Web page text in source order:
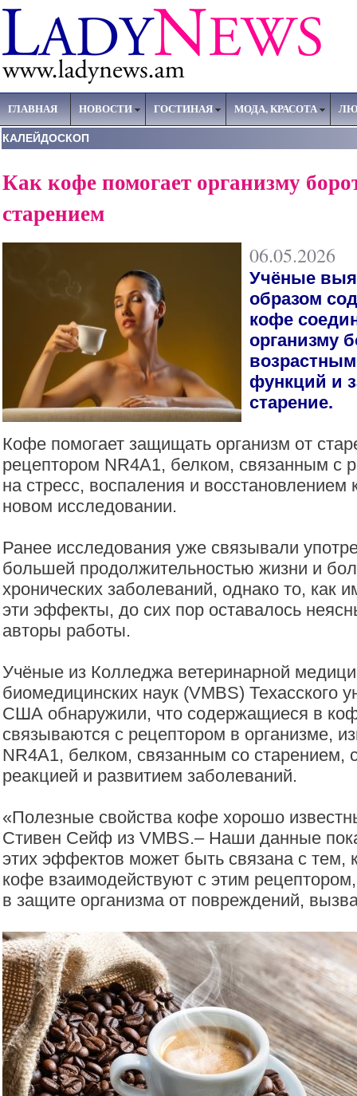
ГЛАВНАЯ НОВОСТИ ГОСТИНАЯ МОДА, КРАСОТА
КАЛЕЙДОСКОП
Как кофе помогает организму
старением
06.05.2026
Учёные
образом
кофе
организму
функций и
старение.
Кофе помогает защищать организм от
рецептором NR4A1, белком, связанным с
на стресс, воспаления и восстановлением
новом исследовании.
Ранее исследования уже связывали
большей продолжительностью жизни и
хронических заболеваний, однако то, как
эти эффекты, до сих пор оставалось
авторы работы.
Учёные из Колледжа ветеринарной
биомедицинских наук (VMBS) Техасского
США обнаружили, что содержащиеся в
связываются с рецептором в организме,
NR4A1, белком, связанным со старением,
реакцией и развитием заболеваний.
«Полезные свойства кофе хорошо
Стивен Сейф из VMBS.– Наши данные
этих эффектов может быть связана с тем,
кофе взаимодействуют с этим
в защите организма от повреждений,